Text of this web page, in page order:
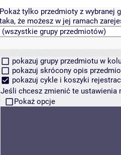
Pokaż tylko przedmioty z wybranej
taka, że możesz w jej ramach
pokazuj grupy przedmiotu w
pokazuj skrócony opis
pokazuj cykle i koszyki
Jeśli chcesz zmienić te ustawienia
Pokaż opcje